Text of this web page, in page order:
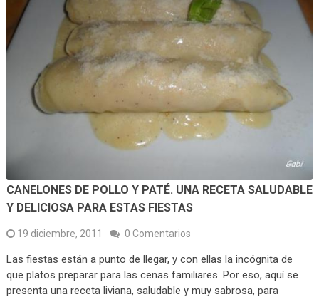
CANELONES DE POLLO Y PATÉ. UNA RECETA SALUDABLE
Y DELICIOSA PARA ESTAS FIESTAS
19 diciembre, 2011 0 Comentarios
Las fiestas están a punto de llegar, y con ellas la incógnita de
que platos preparar para las cenas familiares. Por eso, aquí se
presenta una receta liviana, saludable y muy sabrosa, para